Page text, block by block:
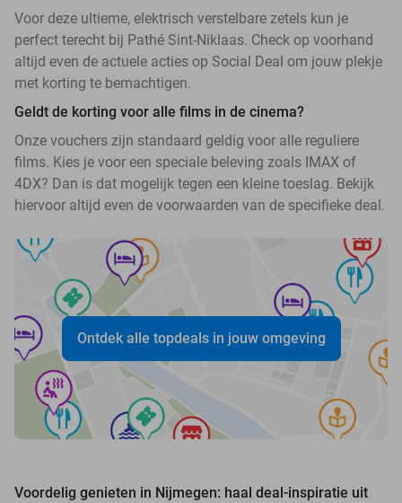
Voor deze ultieme, elektrisch verstelbare zetels kun je
perfect terecht bij Pathé Sint-Niklaas. Check op voorhand
altijd even de actuele acties op Social Deal om jouw plekje
met korting te bemachtigen.
Geldt de korting voor alle films in de cinema?
Onze vouchers zijn standaard geldig voor alle reguliere
films. Kies je voor een speciale beleving zoals IMAX of
4DX? Dan is dat mogelijk tegen een kleine toeslag. Bekijk
hiervoor altijd even de voorwaarden van de specifieke deal.
Ontdek alle topdeals in jouw omgeving
Voordelig genieten in Nijmegen: haal deal-inspiratie uit